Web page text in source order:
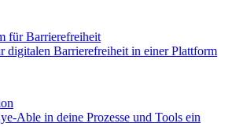
für Barrierefreiheit
digitalen Barrierefreiheit in einer Plattform
Able in deine Prozesse und Tools ein